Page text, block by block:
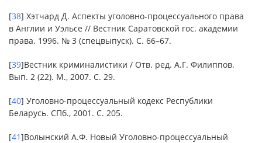
[38] Хэтчард Д. Аспекты уголовно-процессуального права
в Англии и Уэльсе // Вестник Саратовской гос. академии
права. 1996. № 3 (спецвыпуск). С. 66–67.
[39]Вестник криминалистики / Отв. ред. А.Г. Филиппов.
Вып. 2 (22). М., 2007. С. 29.
[40] Уголовно-процессуальный кодекс Республики
Беларусь. СПб., 2001. С. 205.
[41]Волынский А.Ф. Новый Уголовно-процессуальный